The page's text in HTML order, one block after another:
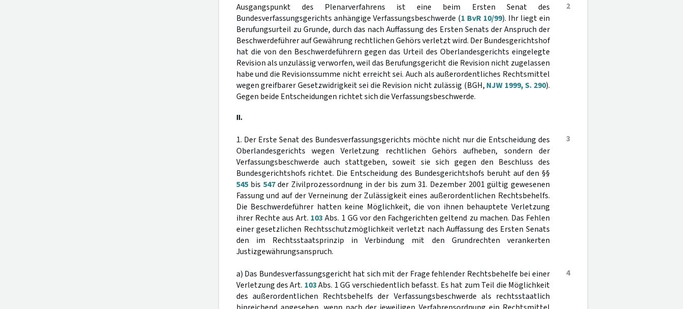
2
Ausgangspunkt des Plenarverfahrens ist eine beim Ersten Senat des
Bundesverfassungsgerichts anhängige Verfassungsbeschwerde (1 BvR 10/99). Ihr liegt ein
Berufungsurteil zu Grunde, durch das nach Auffassung des Ersten Senats der Anspruch der
Beschwerdeführer auf Gewährung rechtlichen Gehörs verletzt wird. Der Bundesgerichtshof
hat die von den Beschwerdeführern gegen das Urteil des Oberlandesgerichts eingelegte
Revision als unzulässig verworfen, weil das Berufungsgericht die Revision nicht zugelassen
habe und die Revisionssumme nicht erreicht sei. Auch als außerordentliches Rechtsmittel
wegen greifbarer Gesetzwidrigkeit sei die Revision nicht zulässig (BGH, NJW 1999, S. 290).
Gegen beide Entscheidungen richtet sich die Verfassungsbeschwerde.
II.
3
1. Der Erste Senat des Bundesverfassungsgerichts möchte nicht nur die Entscheidung des
Oberlandesgerichts wegen Verletzung rechtlichen Gehörs aufheben, sondern der
Verfassungsbeschwerde auch stattgeben, soweit sie sich gegen den Beschluss des
Bundesgerichtshofs richtet. Die Entscheidung des Bundesgerichtshofs beruht auf den §§
545bis 547der Zivilprozessordnung in der bis zum 31. Dezember 2001 gültig gewesenen
Fassung und auf der Verneinung der Zulässigkeit eines außerordentlichen Rechtsbehelfs.
Die Beschwerdeführer hatten keine Möglichkeit, die von ihnen behauptete Verletzung
ihrer Rechte aus Art. 103Abs. 1 GG vor den Fachgerichten geltend zu machen. Das Fehlen
einer gesetzlichen Rechtsschutzmöglichkeit verletzt nach Auffassung des Ersten Senats
den im Rechtsstaatsprinzip in Verbindung mit den Grundrechten verankerten
Justizgewährungsanspruch.
4
a) Das Bundesverfassungsgericht hat sich mit der Frage fehlender Rechtsbehelfe bei einer
Verletzung des Art. 103Abs. 1 GG verschiedentlich befasst. Es hat zum Teil die Möglichkeit
des außerordentlichen Rechtsbehelfs der Verfassungsbeschwerde als rechtsstaatlich